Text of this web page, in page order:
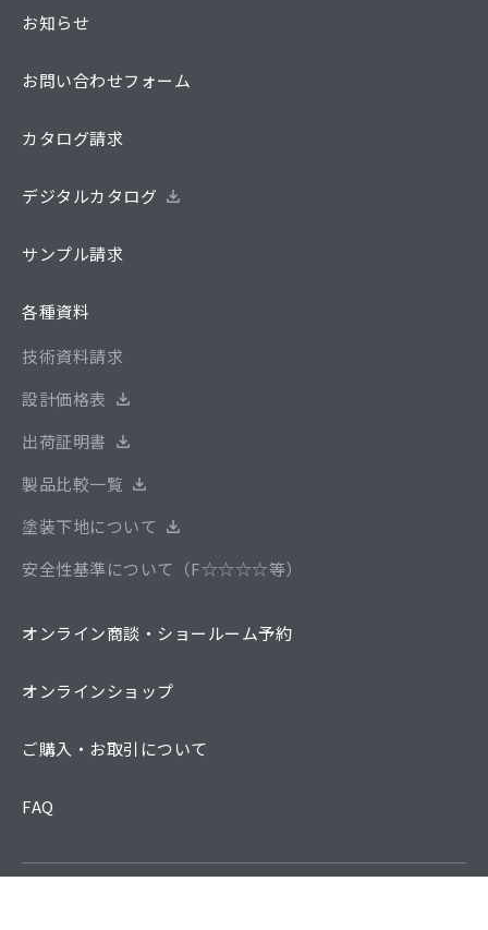
お知らせ
お問い合わせフォーム
カタログ請求
デジタルカタログ
サンプル請求
各種資料
技術資料請求
設計価格表
出荷証明書
製品比較一覧
塗装下地について
安全性基準について（F☆☆☆☆等）
オンライン商談・ショールーム予約
オンラインショップ
ご購入・お取引について
FAQ